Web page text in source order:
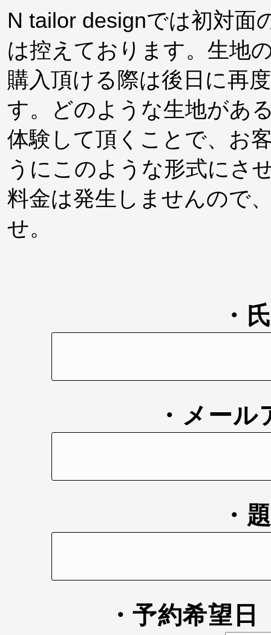
N tailor designでは初対面
は控えております。生地
購入頂ける際は後日に再
す。どのような生地があ
体験して頂くことで、お
うにこのような形式にさ
料金は発生しませんので
せ。
・
・メー
・
・予約希望